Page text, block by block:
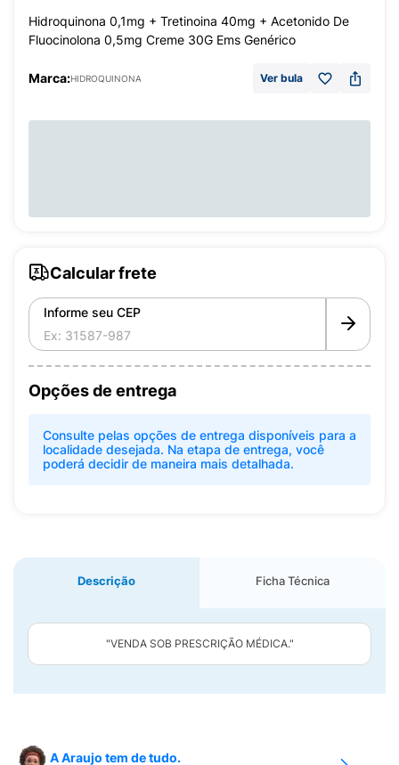
Hidroquinona 0,1mg + Tretinoina 40mg + Acetonido De
Fluocinolona 0,5mg Creme 30G Ems Genérico
Marca:HIDROQUINONA Ver bula
Calcular frete
Informe seu CEP
Opções de entrega
Consulte pelas opções de entrega disponíveis para a
localidade desejada. Na etapa de entrega, você
poderá decidir de maneira mais detalhada.
Descrição Ficha Técnica
"VENDA SOB PRESCRIÇÃO MÉDICA."
A Araujo tem de tudo.